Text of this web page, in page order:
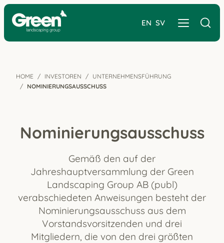
EN SV
HOME INVESTOREN
UNTERNEHMENSFÜHRUNG
NOMINIERUNGSAUSSCHUSS
Nominierungsausschuss
Gemäß den auf der
Jahreshauptversammlung der Green
Landscaping Group AB (publ)
verabschiedeten Anweisungen besteht der
Nominierungsausschuss aus dem
Vorstandsvorsitzenden und drei
Mitgliedern, die von den drei größten